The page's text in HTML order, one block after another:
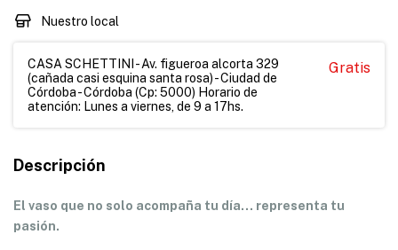
Nuestro local
CASA SCHETTINI - Av. figueroa alcorta 329
(cañada casi esquina santa rosa) - Ciudad de
Córdoba - Córdoba (Cp: 5000) Horario de
atención: Lunes a viernes, de 9 a 17hs.
Gratis
Descripción
El vaso que no solo acompaña tu día… representa tu
pasión.